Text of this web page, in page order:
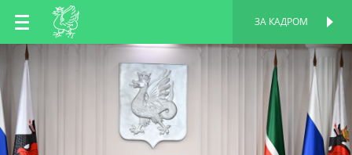
RU
TT
ЗА КАДРОМ
ПЕРСОНАЛЬНАЯ
СТРАНИЦА